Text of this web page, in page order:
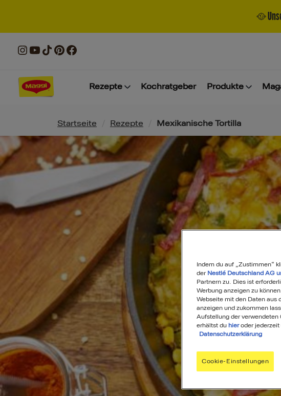
🥘
Rezepte Kochratgeber Produkte
Pfadnavigation
Startseite Rezepte Mexikanische Tortilla
Indem du auf „Zustimmen“
der Nestlé Deutschland AG
Partnern zu. Dies ist
Werbung anzeigen zu
Webseite mit den Daten aus
anzeigen und zukommen
Aufstellung der verwendeten
erhältst du hieroder jederzeit
Datenschutzerklärung
Cookie-Einstellungen